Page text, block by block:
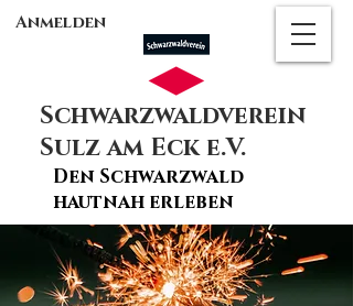
Anmelden
Schwarzwaldverein
Sulz am Eck e.V.
Den Schwarzwald
hautnah erleben